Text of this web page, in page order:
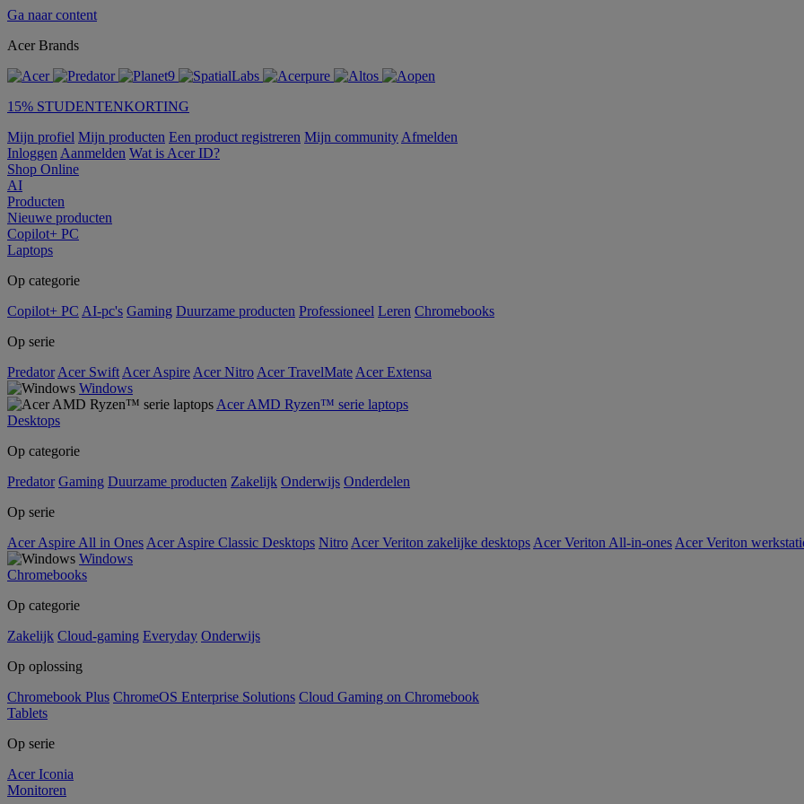
Ga naar content
Acer Brands
15% STUDENTENKORTING
Mijn profiel Mijn producten Een product registreren Mijn community Afmelden
Inloggen Aanmelden Wat is Acer ID?
Shop Online
AI
Producten
Nieuwe producten
Copilot+ PC
Laptops
Op categorie
Copilot+ PC AI-pc's Gaming Duurzame producten Professioneel Leren Chromebooks
Op serie
Predator Acer Swift Acer Aspire Acer Nitro Acer TravelMate Acer Extensa
Windows
Acer AMD Ryzen™ serie laptops
Desktops
Op categorie
Predator Gaming Duurzame producten Zakelijk Onderwijs Onderdelen
Op serie
Acer Aspire All in Ones Acer Aspire Classic Desktops Nitro Acer Veriton zakelijke desktops Acer Veriton All-in-ones Acer Veriton
Windows
Chromebooks
Op categorie
Zakelijk Cloud-gaming Everyday Onderwijs
Op oplossing
Chromebook Plus ChromeOS Enterprise Solutions Cloud Gaming on Chromebook
Tablets
Op serie
Acer Iconia
Monitoren